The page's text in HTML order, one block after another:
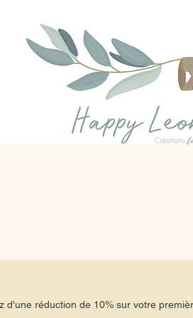
d'une réduction de 10% sur votre